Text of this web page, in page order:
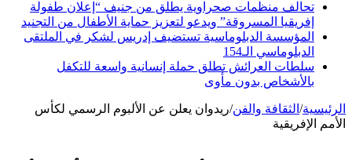
تحالف منظمات صحراوية يطلق من جنيف “إعلان طفولة
إفريقيا المسروقة” ويدعو لتعزيز حماية الأطفال من التجنيد
المؤسسة الدبلوماسية تستضيف إدريس لشكر في الملتقى
الدبلوماسي الـ154
سلطات العرائش تطلق حملة إنسانية واسعة للتكفل
بالأشخاص بدون مأوى
الرئيسية/ الثقافة والفن/ريدوان يعلن عن الألبوم الرسمي لكأس
الأمم الإفريقية